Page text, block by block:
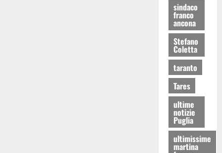
sindaco
franco
ancona
Stefano
Coletta
taranto
Tares
ultime
notizie
Puglia
ultimissime
martina